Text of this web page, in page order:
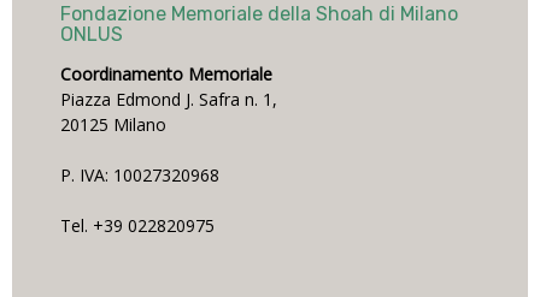
Fondazione Memoriale della Shoah di Milano
ONLUS
Coordinamento Memoriale
Piazza Edmond J. Safra n. 1,
20125 Milano
P. IVA: 10027320968
Tel. +39 022820975